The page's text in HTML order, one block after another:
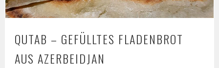
QUTAB – GEFÜLLTES FLADENBROT
AUS AZERBEIDJAN